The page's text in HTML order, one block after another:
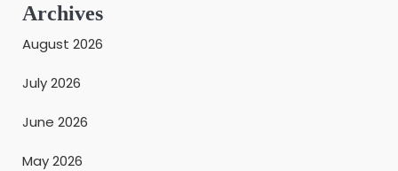
Archives
August 2026
July 2026
June 2026
May 2026